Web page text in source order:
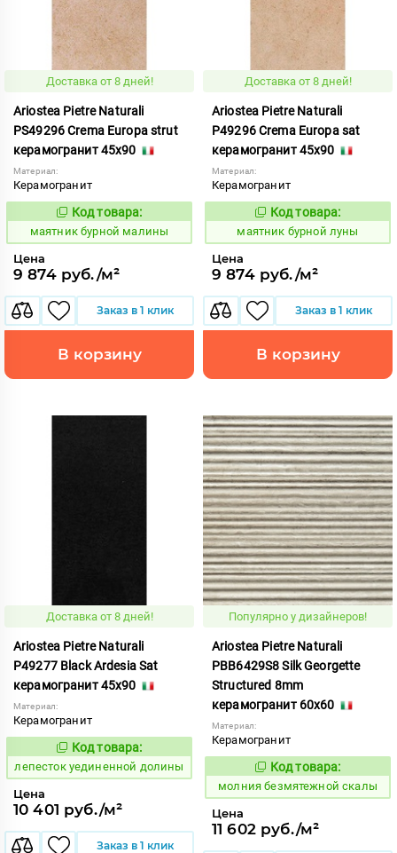
Доставка от 8 дней!
Ariostea Pietre Naturali
PS49296 Crema Europa strut
керамогранит 45x90
Материал:
Керамогранит
922796
Код товара:
маятник бурной малины
Цена
9 874 руб./м²
Заказ в 1 клик
В корзину
Доставка от 8 дней!
Ariostea Pietre Naturali
P49296 Crema Europa sat
керамогранит 45x90
Материал:
Керамогранит
922795
Код товара:
маятник бурной луны
Цена
9 874 руб./м²
Заказ в 1 клик
В корзину
Доставка от 8 дней!
Ariostea Pietre Naturali
P49277 Black Ardesia Sat
керамогранит 45x90
Материал:
Керамогранит
872896
Код товара:
лепесток уединенной долины
Цена
10 401 руб./м²
Заказ в 1 клик
Популярно у дизайнеров!
Ariostea Pietre Naturali
PBB6429S8 Silk Georgette
Structured 8mm
керамогранит 60x60
Материал:
Керамогранит
1000591
Код товара:
молния безмятежной скалы
Цена
11 602 руб./м²